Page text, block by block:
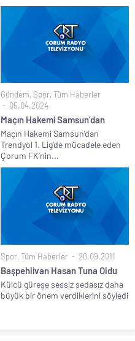
Gündem, Spor, Tüm Haberler
05.04.2024
Maçın Hakemi Samsun’dan
Maçın Hakemi Samsun’dan
Trendyol 1. Lig’de mücadele eden
Çorum FK’nin...
Spor, Tüm Haberler 20.09.2011
Başpehlivan Hasan Tuna Oldu
Külcü güreşe sessiz sedasız daha
büyük bir önem verdiklerini söyledi